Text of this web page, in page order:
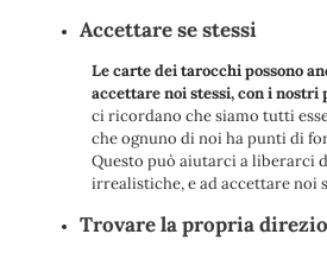
Accettare se stessi
Le carte dei tarocchi possono
accettare noi stessi, con i
ci ricordano che siamo tutti
che ognuno di noi ha punti di
Questo può aiutarci a liberarci
irrealistiche, e ad accettare noi
Trovare la propria